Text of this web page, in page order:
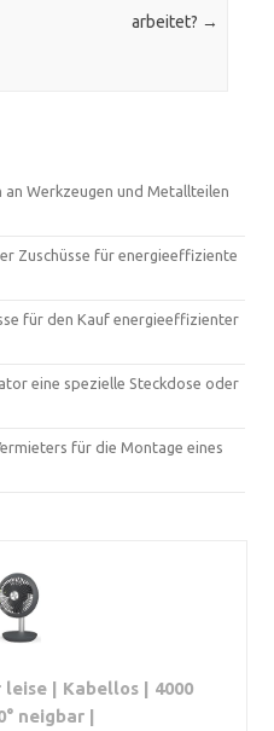
arbeitet? →
Werkzeugen und Metallteilen
Zuschüsse für energieeffiziente
für den Kauf energieeffizienter
eine spezielle Steckdose oder
für die Montage eines
| Kabellos | 4000
neigbar |